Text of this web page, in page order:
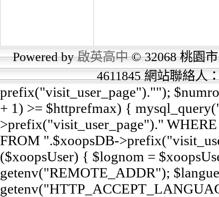
Powered by啟英高中© 32068 桃園市
4611845 網站聯絡人
prefix("visit_user_page")."");
+ 1) >= $httprefmax) {
>prefix("visit_user_page")."
FROM ".$xoopsDB-
($xoopsUser) { $lognom =
getenv("REMOTE_ADDR");